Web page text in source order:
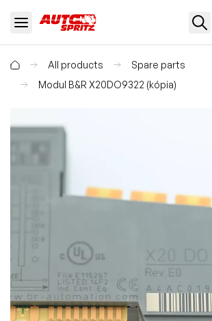
All products
Spare parts
Modul B&R X20DO9322 (kópia)